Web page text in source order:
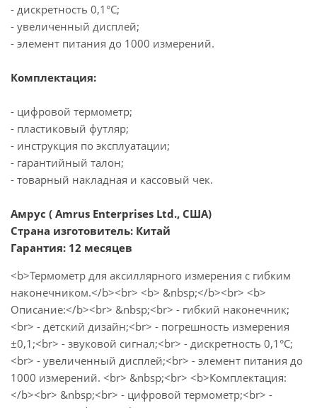
- дискретность 0,1°С;
- увеличенный дисплей;
- элемент питания до 1000 измерений.
Комплектация:
- цифровой термометр;
- пластиковый футляр;
- инструкция по эксплуатации;
- гарантийный талон;
- товарный накладная и кассовый чек.
Амрус ( Amrus Enterprises Ltd., США)
Страна изготовитель: Китай
Гарантия: 12 месяцев
<b>Термометр для аксиллярного измерения с гибким
наконечником.</b><br> <b> &nbsp;</b><br> <b>
Описание:</b><br> &nbsp;<br> - гибкий наконечник;
<br> - детский дизайн;<br> - погрешность измерения
±0,1;<br> - звуковой сигнал;<br> - дискретность 0,1°С;
<br> - увеличенный дисплей;<br> - элемент питания до
1000 измерений. <br> &nbsp;<br> <b>Комплектация:
</b><br> &nbsp;<br> - цифровой термометр;<br> -